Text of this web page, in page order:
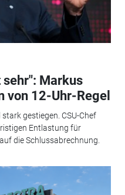
Markus
von 12-Uhr-Regel
gestiegen. CSU-Chef
Entlastung für
die Schlussabrechnung.